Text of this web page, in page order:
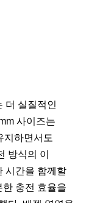
더 실질적인
사이즈는
지하면서도
방식의 이
시간을 함께할
충전 효율을